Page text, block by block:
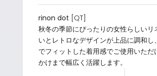
rinon dot [QT]
秋冬の季節にぴったりの女性らしい
いとレトロなデザインが上品に調和
でフィットした着用感でご使用いた
かけまで幅広く活躍します。